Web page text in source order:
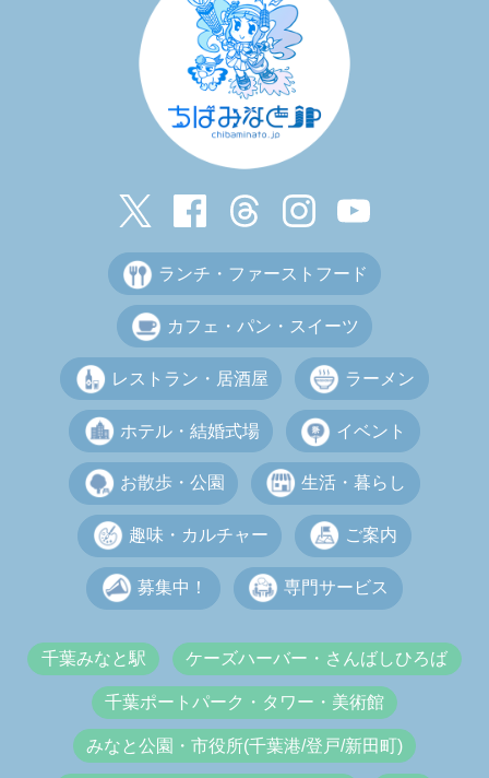
ランチ・ファーストフード
カフェ・パン・スイーツ
レストラン・居酒屋 ラーメン
ホテル・結婚式場 イベント
お散歩・公園 生活・暮らし
趣味・カルチャー ご案内
募集中！ 専門サービス
千葉みなと駅 ケーズハーバー・さんばしひろば
千葉ポートパーク・タワー・美術館
みなと公園・市役所(千葉港/登戸/新田町)